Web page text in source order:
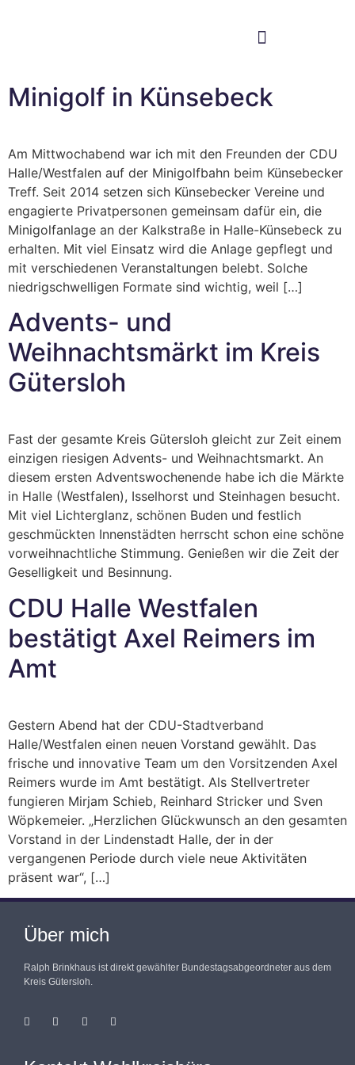
Minigolf in Künsebeck
Am Mittwochabend war ich mit den Freunden der CDU
Halle/Westfalen auf der Minigolfbahn beim Künsebecker
Treff. Seit 2014 setzen sich Künsebecker Vereine und
engagierte Privatpersonen gemeinsam dafür ein, die
Minigolfanlage an der Kalkstraße in Halle-Künsebeck zu
erhalten. Mit viel Einsatz wird die Anlage gepflegt und
mit verschiedenen Veranstaltungen belebt. Solche
niedrigschwelligen Formate sind wichtig, weil […]
Advents- und
Weihnachtsmärkt im Kreis
Gütersloh
Fast der gesamte Kreis Gütersloh gleicht zur Zeit einem
einzigen riesigen Advents- und Weihnachtsmarkt. An
diesem ersten Adventswochenende habe ich die Märkte
in Halle (Westfalen), Isselhorst und Steinhagen besucht.
Mit viel Lichterglanz, schönen Buden und festlich
geschmückten Innenstädten herrscht schon eine schöne
vorweihnachtliche Stimmung. Genießen wir die Zeit der
Geselligkeit und Besinnung.
CDU Halle Westfalen
bestätigt Axel Reimers im
Amt
Gestern Abend hat der CDU-Stadtverband
Halle/Westfalen einen neuen Vorstand gewählt. Das
frische und innovative Team um den Vorsitzenden Axel
Reimers wurde im Amt bestätigt. Als Stellvertreter
fungieren Mirjam Schieb, Reinhard Stricker und Sven
Wöpkemeier. „Herzlichen Glückwunsch an den gesamten
Vorstand in der Lindenstadt Halle, der in der
vergangenen Periode durch viele neue Aktivitäten
präsent war“, […]
Über mich
Ralph Brinkhaus ist direkt gewählter Bundestagsabgeordneter aus dem
Kreis Gütersloh.